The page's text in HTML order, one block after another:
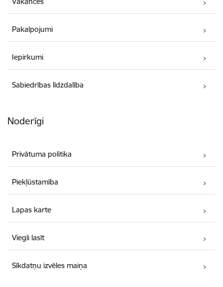
Pakalpojumi
Iepirkumi
Sabiedrības līdzdalība
Noderīgi
Privātuma politika
Piekļūstamība
Lapas karte
Viegli lasīt
Sīkdatņu izvēles maiņa